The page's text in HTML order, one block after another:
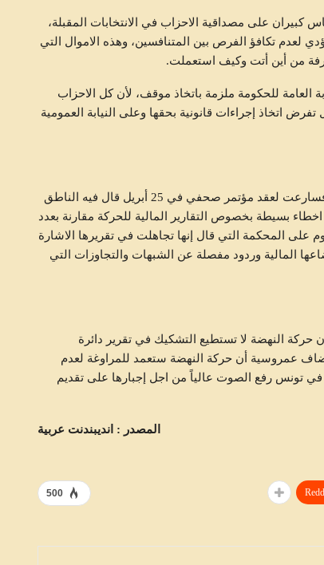
كبيران على مصداقية الاحزاب في الانتخابات المقبلة،
لعدم تكافؤ الفرص بين المتنافسين، وهذه الاموال التي
من أين أتت وكيف استعملت.
العامة للحكومة ملزمة باتخاذ موقف، لأن كل الاحزاب
اتخاذ إجراءات قانونية بحقها وعلى النيابة العمومية
حركة النهضة استشعرت بخطر التقرير وتفاعل الرأي العام معه فسارعت لعقد مؤتمر صحفي في 25 أبريل قال فيه الناطق
بسيطة بخصوص التقارير المالية للحركة مقارنة بعدد
عكس الهجوم على المحكمة التي قال إنها تجاهلت في تقريرها الاشارة
المالية وردود مفصلة عن الشبهات والتجاوزات التي
حركة النهضة لا تستطيع التشكيك في تقرير دائرة
عمروسية أن حركة النهضة ستعمد للمراوغة لعدم
تونس رفع الصوت عالياً من اجل إجبارها على تقديم
المصدر : انديبندنت عربية
500